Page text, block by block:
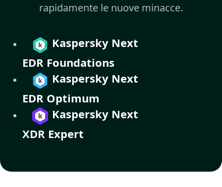
rapidamente le nuove minacce.
Kaspersky Next
EDR Foundations
Kaspersky Next
EDR Optimum
Kaspersky Next
XDR Expert